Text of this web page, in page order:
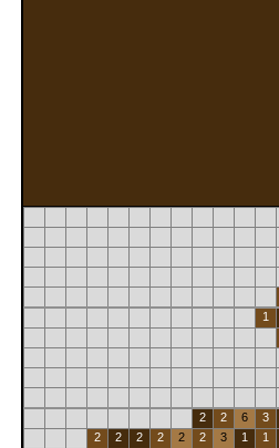
1
2
2 6 3
2
2 2 2 2 2 3 1 1